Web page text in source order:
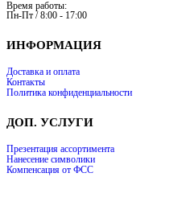
Время работы:
Пн-Пт / 8:00 - 17:00
ИНФОРМАЦИЯ
Доставка и оплата
Контакты
Политика конфиденциальности
ДОП. УСЛУГИ
Презентация ассортимента
Нанесение символики
Компенсация от ФСС